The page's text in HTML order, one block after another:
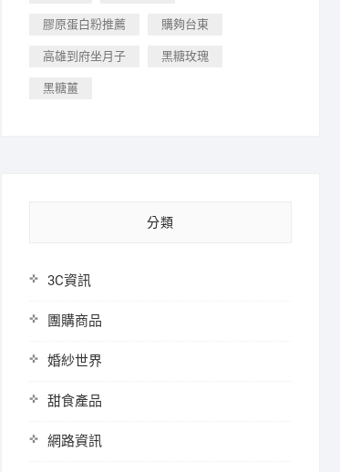
膠原蛋白粉推薦 購夠台東
高雄到府坐月子 黑糖玫瑰
黑糖薑
分類
3C資訊
團購商品
婚紗世界
甜食產品
網路資訊